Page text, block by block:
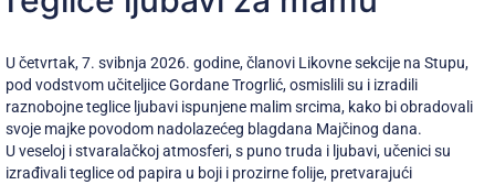
U četvrtak, 7. svibnja 2026. godine, članovi Likovne sekcije na Stupu,
pod vodstvom učiteljice Gordane Trogrlić, osmislili su i izradili
raznobojne teglice ljubavi ispunjene malim srcima, kako bi obradovali
svoje majke povodom nadolazećeg blagdana Majčinog dana.
U veseloj i stvaralačkoj atmosferi, s puno truda i ljubavi, učenici su
izrađivali teglice od papira u boji i prozirne folije, pretvarajući